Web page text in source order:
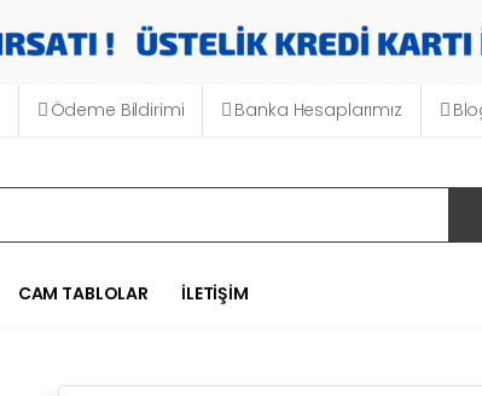
Ödeme Bildirimi Banka Hesaplarımız
CAM TABLOLAR İLETIŞIM